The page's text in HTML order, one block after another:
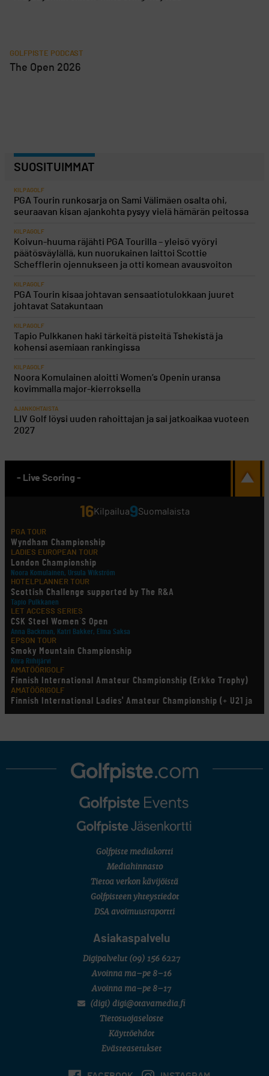
GOLFPISTE PODCAST
The Open 2026
SUOSITUIMMAT
KILPAGOLF
PGA Tourin runkosarja on Sami Välimäen osalta ohi,
seuraavan kisan ajankohta pysyy vielä hämärän peitossa
KILPAGOLF
Koivun-huuma räjähti PGA Tourilla – yleisö vyöryi
päätösväylällä, kun nuorukainen laittoi Scottie
Schefflerin ojennukseen ja otti komean avausvoiton
KILPAGOLF
PGA Tourin kisaa johtavan sensaatiotulokkaan juuret
johtavat Satakuntaan
KILPAGOLF
Tapio Pulkkanen haki tärkeitä pisteitä Tshekistä ja
kohensi asemiaan rankingissa
KILPAGOLF
Noora Komulainen aloitti Women’s Openin uransa
kovimmalla major-kierroksella
AJANKOHTAISTA
LIV Golf löysi uuden rahoittajan ja sai jatkoaikaa vuoteen
2027
- Live Scoring -
16Kilpailua9Suomalaista
PGA TOUR
Wyndham Championship
LADIES EUROPEAN TOUR
London Championship
Noora Komulainen, Ursula Wikström
HOTELPLANNER TOUR
Scottish Challenge supported by The R&A
Tapio Pulkkanen
LET ACCESS SERIES
CSK Steel Women´S Open
Anna Backman, Katri Bakker, Elina Saksa
EPSON TOUR
Smoky Mountain Championship
Kiira Riihijärvi
AMATÖÖRIGOLF
Finnish International Amateur Championship (Erkko Trophy)
AMATÖÖRIGOLF
Finnish International Ladies' Amateur Championship (+ U21 ja
U18/FJT/Aulanko)
LEGENDS TOUR
U.S. Women's Amateur Championship
Eeli Krankka, Lionel Mutikainen
Kivitippu Classic Invitational 2026
SM-reikäpeli (M50/Kymen Golf)
7 (U18 ja U21/pojat/Tahko)
Golfpiste mediakortti
Mediahinnasto
Tietoa verkon kävijöistä
Golfpisteen yhteystiedot
DSA avoimuusraportti
Asiakaspalvelu
Digipalvelut (09) 156 6227
Avoinna ma–pe 8–16
Avoinna ma–pe 8–17
(digi) digi@otavamedia.fi
Tietosuojaseloste
Käyttöehdot
Evästeasetukset